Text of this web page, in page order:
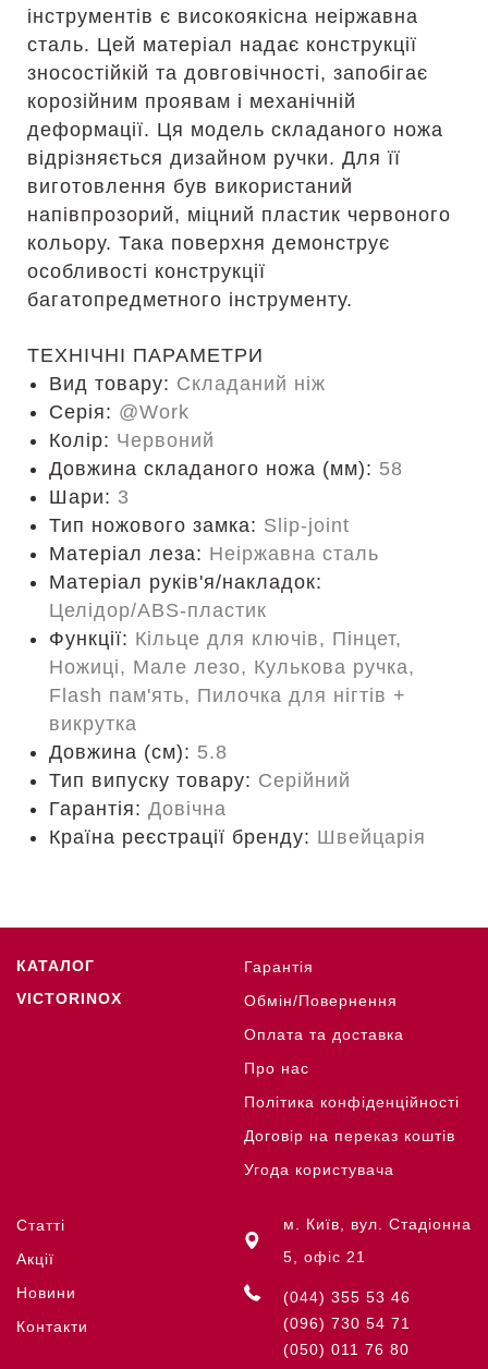
інструментів є високоякісна неіржавна
сталь. Цей матеріал надає конструкції
зносостійкій та довговічності, запобігає
корозійним проявам і механічній
деформації. Ця модель складаного ножа
відрізняється дизайном ручки. Для її
виготовлення був використаний
напівпрозорий, міцний пластик червоного
кольору. Така поверхня демонструє
особливості конструкції
багатопредметного інструменту.
ТЕХНІЧНІ ПАРАМЕТРИ
Вид товару: Складаний ніж
Серія: @Work
Колір: Червоний
Довжина складаного ножа (мм): 58
Шари: 3
Тип ножового замка: Slip-joint
Матеріал леза: Неіржавна сталь
Матеріал руків'я/накладок:
Целідор/ABS-пластик
Функції: Кільце для ключів, Пінцет,
Ножиці, Мале лезо, Кулькова ручка,
Flash пам'ять, Пилочка для нігтів +
викрутка
Довжина (cм): 5.8
Тип випуску товару: Серійний
Гарантія: Довічна
Країна реєстрації бренду: Швейцарія
КАТАЛОГ
VICTORINOX
Гарантія
Обмін/Повернення
Оплата та доставка
Про нас
Політика конфіденційності
Договір на переказ коштів
Угода користувача
Статті
Акції
Новини
Контакти
м. Київ, вул. Стадіонна
5, офіс 21
(044) 355 53 46
(096) 730 54 71
(050) 011 76 80